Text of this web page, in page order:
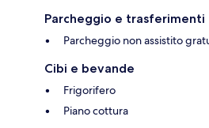
Parcheggio e trasferimenti
Parcheggio non assistito
Cibi e bevande
Frigorifero
Piano cottura